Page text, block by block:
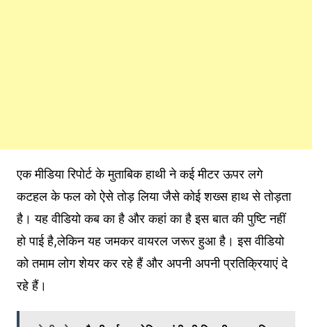
एक मीडिया रिपोर्ट के मुताबिक हाथी ने कई मीटर ऊपर लगे
कटहल के फल को ऐसे तोड़ लिया जैसे कोई शख्स हाथ से तोड़ता
है। यह वीडियो कब का है और कहां का है इस बात की पुष्टि नहीं
हो पाई है,लेकिन यह जमकर वायरल जरूर हुआ है। इस वीडियो
को तमाम लोग शेयर कर रहे हैं और अपनी अपनी प्रतिक्रियाएं दे
रहे हैं।